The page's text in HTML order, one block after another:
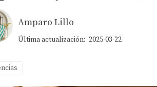
Amparo Lillo
Última actualización: 2025-03-22